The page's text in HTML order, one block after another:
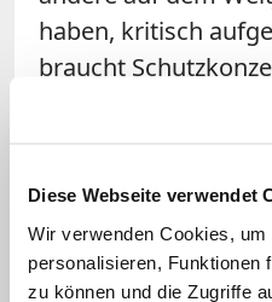
Diese Webseite verwendet
Wir verwenden Cookies,
personalisieren, Funktionen
zu können und die Zugriffe
haben, kritisch
braucht
sexuellen, sondern
Zukunft der Kirche
Verstärkung der
Begeisterung von